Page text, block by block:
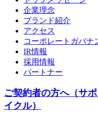
企業理念
ブランド紹介
アクセス
コーポレートガバナ
IR情報
採用情報
パートナー
ご契約者の方へ（サ
イクル）